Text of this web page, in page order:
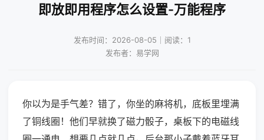
即放即用程序怎么设置-万能程序
发布时间：2026-08-05｜阅读：1
发布者：易学网
你以为是手气差？错了，你坐的麻将机，底板里埋满
了铜线圈！他们早就换了磁力骰子，桌板下的电磁线